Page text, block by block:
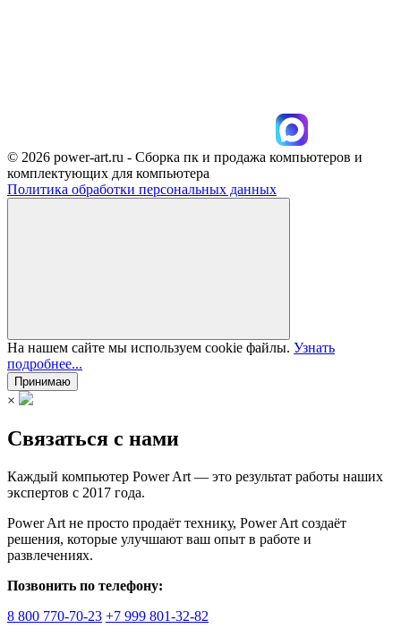
© 2026 power-art.ru - Сборка пк и продажа компьютеров и
комплектующих для компьютера
Политика обработки персональных данных
На нашем сайте мы используем cookie файлы. Узнать
подробнее...
Принимаю
×
Связаться с нами
Каждый компьютер Power Art — это результат работы наших
экспертов с 2017 года.
Power Art не просто продаёт технику, Power Art создаёт
решения, которые улучшают ваш опыт в работе и
развлечениях.
Позвонить по телефону:
8 800 770-70-23 +7 999 801-32-82